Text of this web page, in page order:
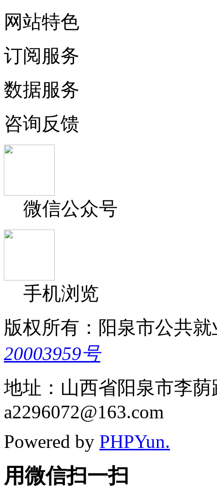
网站特色
订阅服务
数据服务
咨询反馈
微信公众号
手机浏览
版权所有：阳泉市公共
20003959号
地址：山西省阳泉市李
a2296072@163.com
Powered by PHPYun.
用微信扫一扫